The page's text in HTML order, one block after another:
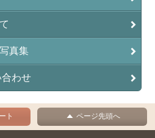
真集
合わせ
ト ページ先頭へ